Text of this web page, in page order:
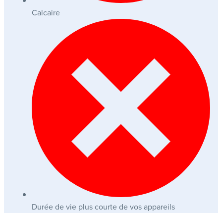
Calcaire
Durée de vie plus courte de vos appareils